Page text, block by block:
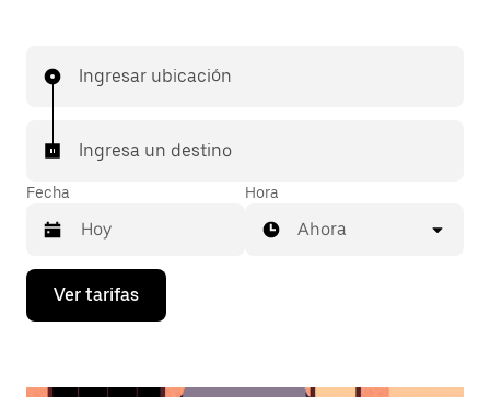
Ingresar ubicación
Ingresa un destino
Fecha
Presiona
flecha
Hora
Ahora
Ver tarifas